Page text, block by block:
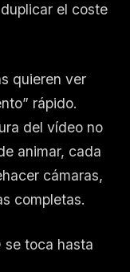
el coste
quieren ver
rápido.
del vídeo no
animar, cada
cámaras,
completas.
se toca hasta